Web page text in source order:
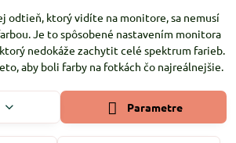
odtieň, ktorý vidíte na monitore, sa nemusí
Je to spôsobené nastavením monitora
nedokáže zachytit celé spektrum farieb.
aby boli farby na fotkách čo najreálnejšie.
Parametre